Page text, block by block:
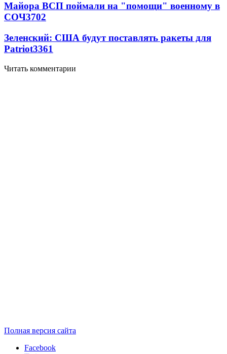
Майора ВСП поймали на "помощи" военному в
СОЧ3702
Зеленский: США будут поставлять ракеты для
Patriot3361
Читать комментарии
Полная версия сайта
Facebook